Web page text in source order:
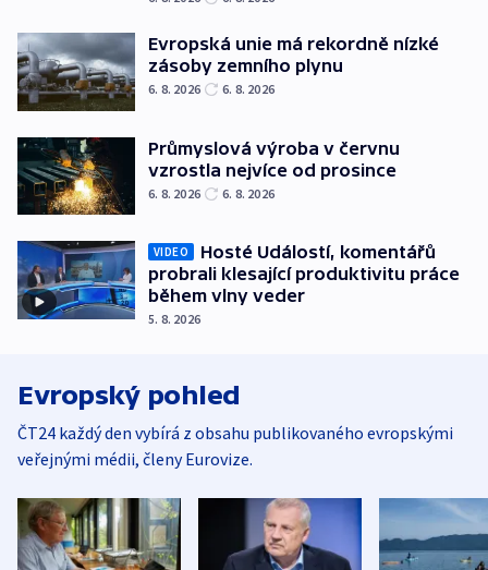
Evropská unie má rekordně nízké
zásoby zemního plynu
6. 8. 2026 6. 8. 2026
Průmyslová výroba v červnu
vzrostla nejvíce od prosince
6. 8. 2026 6. 8. 2026
VIDEO
Hosté Událostí, komentářů
probrali klesající produktivitu práce
během vlny veder
5. 8. 2026
Evropský pohled
ČT24 každý den vybírá z obsahu publikovaného evropskými
veřejnými médii, členy Eurovize.